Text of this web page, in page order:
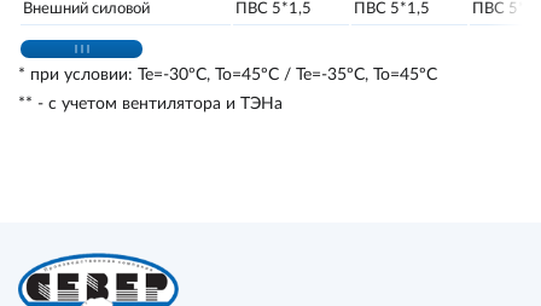
Внешний силовой ПВС 5*1,5 ПВС 5*1,5 ПВС
* при условии: Те=-30ºС, То=45ºС / Те=-35ºС, То=45ºС
** - с учетом вентилятора и ТЭНа